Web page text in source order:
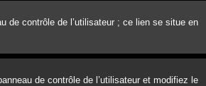
de contrôle de l’utilisateur ; ce lien se situe en
de contrôle de l’utilisateur et modifiez le